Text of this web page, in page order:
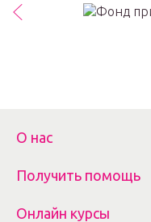
О нас
Получить помощь
Онлайн курсы